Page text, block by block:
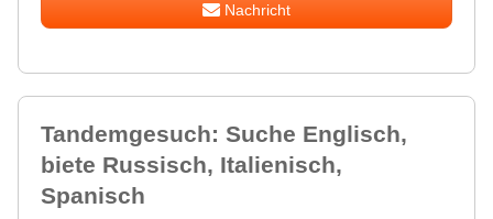
Nachricht
Tandemgesuch: Suche Englisch,
biete Russisch, Italienisch,
Spanisch